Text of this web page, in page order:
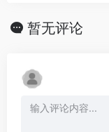
暂无评论